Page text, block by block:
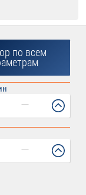
по всем